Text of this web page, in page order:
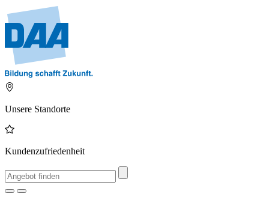
Unsere Standorte
Kundenzufriedenheit